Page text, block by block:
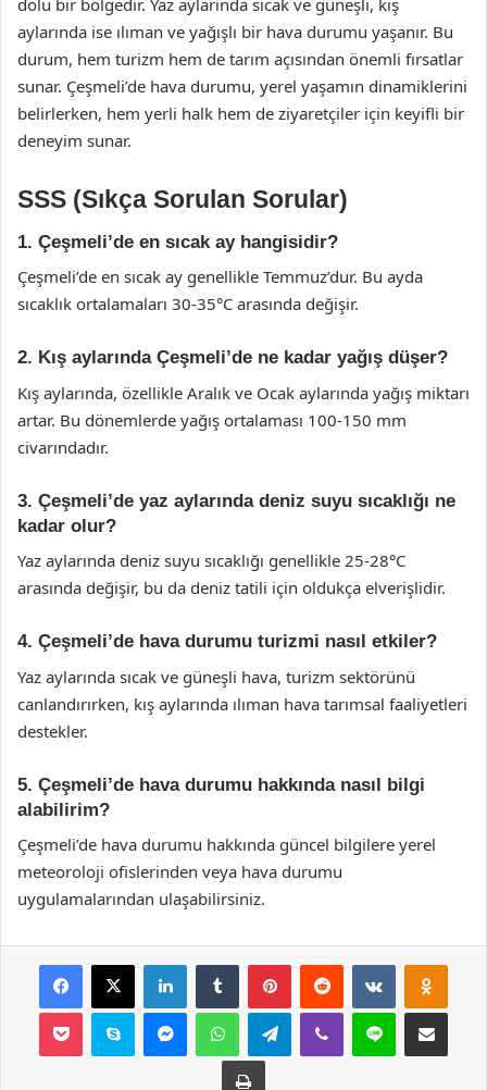
dolu bir bölgedir. Yaz aylarında sıcak ve güneşli, kış
aylarında ise ılıman ve yağışlı bir hava durumu yaşanır. Bu
durum, hem turizm hem de tarım açısından önemli fırsatlar
sunar. Çeşmeli’de hava durumu, yerel yaşamın dinamiklerini
belirlerken, hem yerli halk hem de ziyaretçiler için keyifli bir
deneyim sunar.
SSS (Sıkça Sorulan Sorular)
1. Çeşmeli’de en sıcak ay hangisidir?
Çeşmeli’de en sıcak ay genellikle Temmuz’dur. Bu ayda
sıcaklık ortalamaları 30-35°C arasında değişir.
2. Kış aylarında Çeşmeli’de ne kadar yağış düşer?
Kış aylarında, özellikle Aralık ve Ocak aylarında yağış miktarı
artar. Bu dönemlerde yağış ortalaması 100-150 mm
civarındadır.
3. Çeşmeli’de yaz aylarında deniz suyu sıcaklığı ne
kadar olur?
Yaz aylarında deniz suyu sıcaklığı genellikle 25-28°C
arasında değişir, bu da deniz tatili için oldukça elverişlidir.
4. Çeşmeli’de hava durumu turizmi nasıl etkiler?
Yaz aylarında sıcak ve güneşli hava, turizm sektörünü
canlandırırken, kış aylarında ılıman hava tarımsal faaliyetleri
destekler.
5. Çeşmeli’de hava durumu hakkında nasıl bilgi
alabilirim?
Çeşmeli’de hava durumu hakkında güncel bilgilere yerel
meteoroloji ofislerinden veya hava durumu
uygulamalarından ulaşabilirsiniz.
Facebook
X LinkedInTumblr PinterestReddit VKontakte
Pocket Skype MessengerWhatsAppTelegramViber Line E-Posta ile
Yazdır